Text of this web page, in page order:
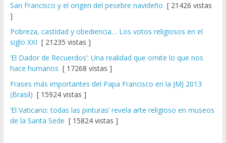
San Francisco y el origen del pesebre navideño [ 21426 vistas
]
Pobreza, castidad y obediencia… Los votos religiosos en el
siglo XXI [ 21235 vistas ]
‘El Dador de Recuerdos’: Una realidad que omite lo que nos
hace humanos [ 17268 vistas ]
Frases más importantes del Papa Francisco en la JMJ 2013
(Brasil) [ 15924 vistas ]
‘El Vaticano: todas las pinturas’ revela arte religioso en museos
de la Santa Sede [ 15824 vistas ]